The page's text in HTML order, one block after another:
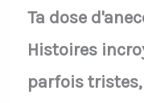
Ta dose
Histoires
parfois